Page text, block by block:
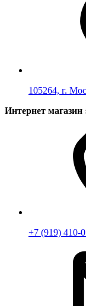
105264, г.
Интернет магазин
+7 (919) 410-